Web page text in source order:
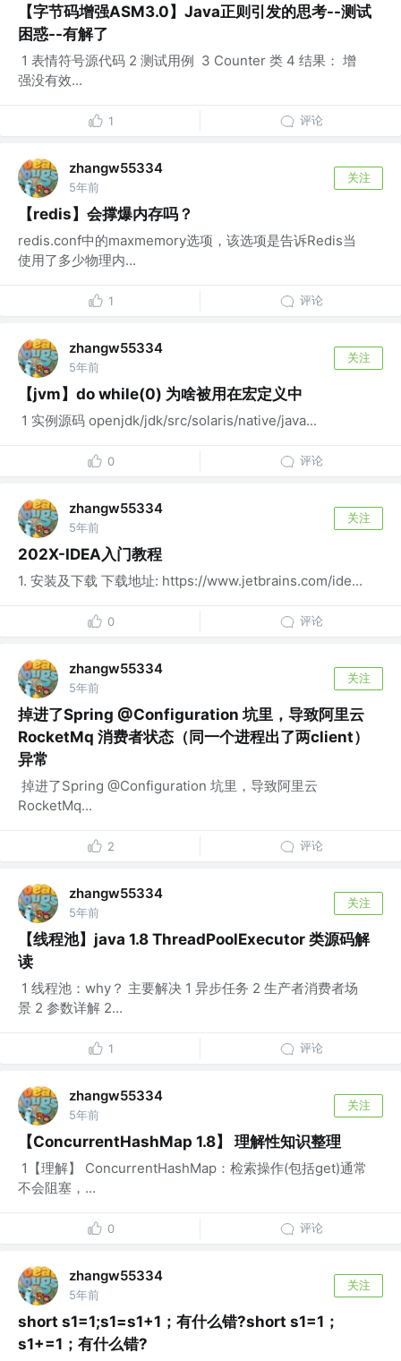
【字节码增强ASM3.0】Java正则引发的思考--测试
困惑--有解了
​ 1 表情符号源代码 2 测试用例 ​ 3 Counter 类 4 结果： 增
强没有效...
1 评论
zhangw55334
5年前
关注
【redis】会撑爆内存吗？
redis.conf中的maxmemory选项，该选项是告诉Redis当
使用了多少物理内...
1 评论
zhangw55334
5年前
关注
【jvm】do while(0) 为啥被用在宏定义中
​ 1 实例源码 openjdk/jdk/src/solaris/native/java...
0 评论
zhangw55334
5年前
关注
202X-IDEA入门教程
1. 安装及下载 下载地址: https://www.jetbrains.com/ide...
0 评论
zhangw55334
5年前
关注
掉进了Spring @Configuration 坑里，导致阿里云
RocketMq 消费者状态（同一个进程出了两client）
异常
​ 掉进了Spring @Configuration 坑里，导致阿里云
RocketMq...
2 评论
zhangw55334
5年前
关注
【线程池】java 1.8 ThreadPoolExecutor 类源码解
读
​ 1 线程池：why？ 主要解决 1 异步任务 2 生产者消费者场
景 2 参数详解 2...
1 评论
zhangw55334
5年前
关注
【ConcurrentHashMap 1.8】 理解性知识整理
​ 1【理解】 ConcurrentHashMap：检索操作(包括get)通常
不会阻塞，...
0 评论
zhangw55334
5年前
关注
short s1=1;s1=s1+1；有什么错?short s1=1；
s1+=1；有什么错?